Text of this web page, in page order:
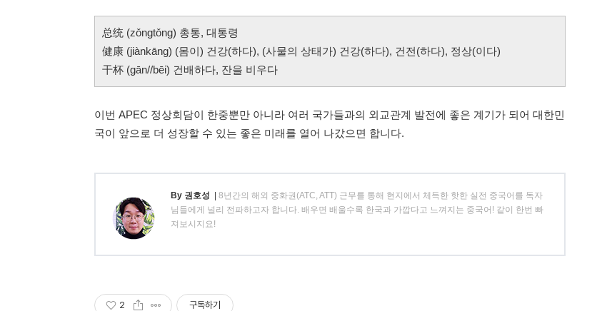
总统 (zǒngtǒng) 총통, 대통령
健康 (jiànkāng) (몸이) 건강(하다), (사물의 상태가) 건강(하다), 건전(하다), 정상(이다)
干杯 (gān//bēi) 건배하다, 잔을 비우다
이번 APEC 정상회담이 한중뿐만 아니라 여러 국가들과의 외교관계 발전에 좋은 계기가 되어 대한민
국이 앞으로 더 성장할 수 있는 좋은 미래를 열어 나갔으면 합니다.
By 권호성 | 8년간의 해외 중화권(ATC, ATT) 근무를 통해 현지에서 체득한 핫한 실전 중국어를 독자
님들에게 널리 전파하고자 합니다. 배우면 배울수록 한국과 가깝다고 느껴지는 중국어! 같이 한번 빠
져보시지요!
2 구독하기